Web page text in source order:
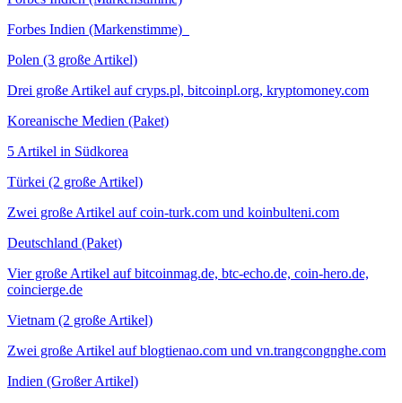
Forbes Indien (Markenstimme)
Polen (3 große Artikel)
Drei große Artikel auf cryps.pl, bitcoinpl.org, kryptomoney.com
Koreanische Medien (Paket)
5 Artikel in Südkorea
Türkei (2 große Artikel)
Zwei große Artikel auf coin-turk.com und koinbulteni.com
Deutschland (Paket)
Vier große Artikel auf bitcoinmag.de, btc-echo.de, coin-hero.de,
coincierge.de
Vietnam (2 große Artikel)
Zwei große Artikel auf blogtienao.com und vn.trangcongnghe.com
Indien (Großer Artikel)